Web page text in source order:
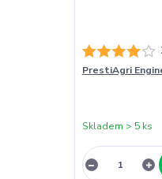
PrestiAgri
Skladem > 5 ks